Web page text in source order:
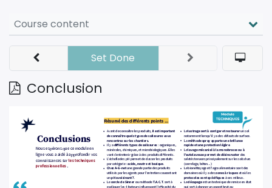
Course content
Conclusion
Set Done